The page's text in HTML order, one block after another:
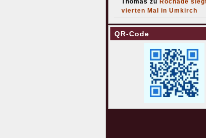
Thomas zu Rochade
vierten Mal in Umkirch
QR-Code